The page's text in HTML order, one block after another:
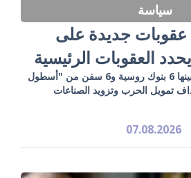
سياسة
عقوبات جديدة على
العقوبات الرئيسية
العقوبات تشمل 19 كياناً بينها 6 بنوك روسية و6 سفن من "أسطول
تمويل الحرب وتزويد الصناعات
07.08.2026